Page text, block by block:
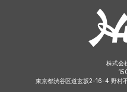
株式会
東京都渋谷区道玄坂2-16-4 野村